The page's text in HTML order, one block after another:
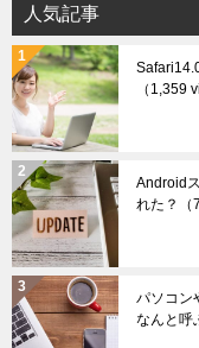
ブ
人気記事
（1,359
Android
れた？
パソコン
なんと呼